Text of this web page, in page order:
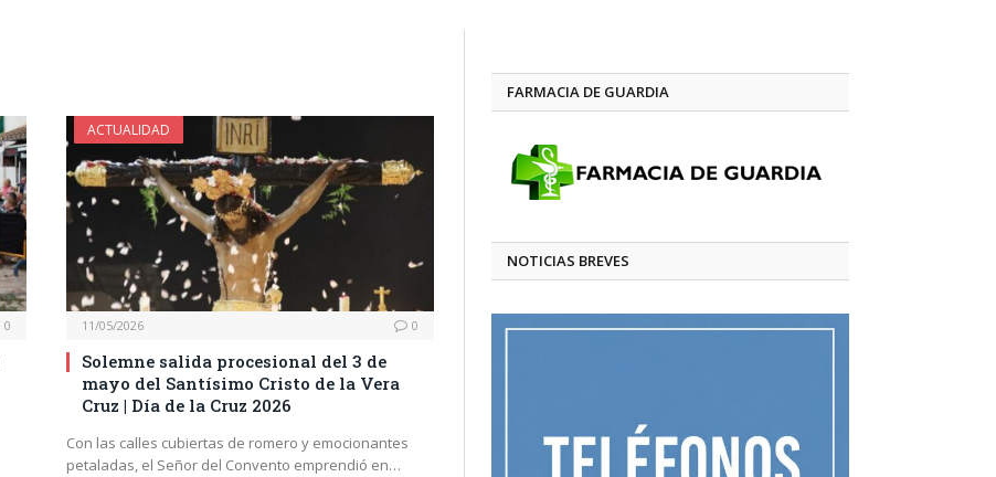
0
ACTUALIDAD
11/05/2026 0
Solemne salida procesional del 3 de
mayo del Santísimo Cristo de la Vera
Cruz | Día de la Cruz 2026
Con las calles cubiertas de romero y emocionantes
petaladas, el Señor del Convento emprendió en…
FARMACIA DE GUARDIA
NOTICIAS BREVES